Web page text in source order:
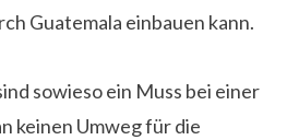
Guatemala einbauen kann.
sowieso ein Muss bei einer
keinen Umweg für die